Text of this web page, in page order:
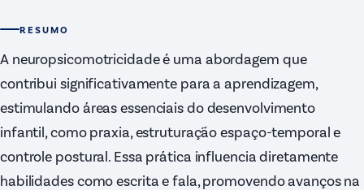
RESUMO
A neuropsicomotricidade é uma abordagem que
contribui significativamente para a aprendizagem,
estimulando áreas essenciais do desenvolvimento
infantil, como praxia, estruturação espaço-temporal e
controle postural. Essa prática influencia diretamente
habilidades como escrita e fala, promovendo avanços na